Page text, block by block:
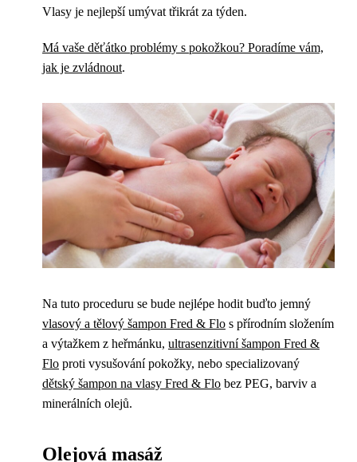
Vlasy je nejlepší umývat třikrát za týden.
Má vaše děťátko problémy s pokožkou? Poradíme vám,
jak je zvládnout.
Na tuto proceduru se bude nejlépe hodit buďto jemný
vlasový a tělový šampon Fred & Flo s přírodním složením
a výtažkem z heřmánku, ultrasenzitivní šampon Fred &
Flo proti vysušování pokožky, nebo specializovaný
dětský šampon na vlasy Fred & Flo bez PEG, barviv a
minerálních olejů.
Olejová masáž